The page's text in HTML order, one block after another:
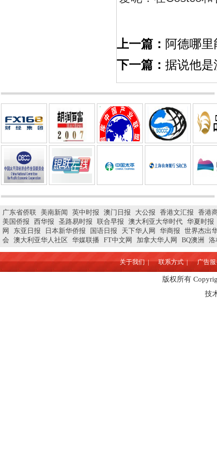
上一篇： 阿德哪
下一篇： 据说他
广东省侨联 美南新闻 英中时报 澳门日报 大公报 香港文汇报
香港
美国侨报
西华报 圣路易时报 联合早报 澳大利亚大华时代 华夏时报
网
东亚日报 日本新华侨报 国语日报 天下华人网 华商报
世界杰出
会
澳大利亚华人社区 华媒联播 FT中文网 加拿大华人网 BQ澳洲 洛
关于我们 | 联系方式 | 广告
版权所有
技